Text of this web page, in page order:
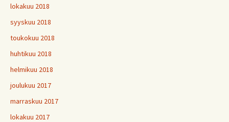
lokakuu 2018
syyskuu 2018
toukokuu 2018
huhtikuu 2018
helmikuu 2018
joulukuu 2017
marraskuu 2017
lokakuu 2017